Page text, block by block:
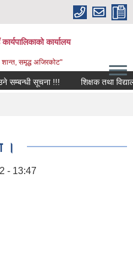
कार्यालय
शान्त, समृद्ध अजिरकोट"
सूचना !!! शिक्षक तथा विद्यालय
।
- 13:47